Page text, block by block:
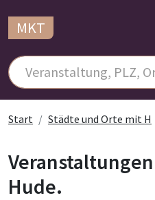
MKT
Start Städte und Orte mit H
Hude.